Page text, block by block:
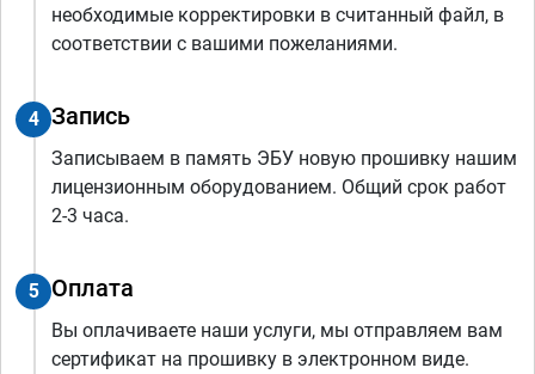
необходимые корректировки в считанный файл, в
соответствии с вашими пожеланиями.
4 Запись
Записываем в память ЭБУ новую прошивку нашим
лицензионным оборудованием. Общий срок работ
2-3 часа.
5 Оплата
Вы оплачиваете наши услуги, мы отправляем вам
сертификат на прошивку в электронном виде.